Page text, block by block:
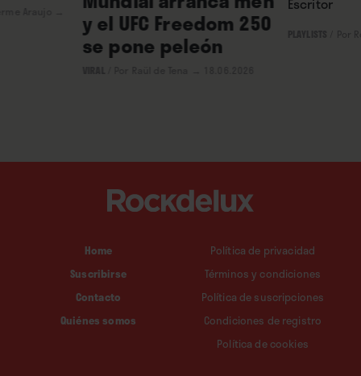
y el UFC Freedom 250
se pone peleón
Home
Suscribirse
Contacto
Quiénes somos
Política de privacidad
Términos y condiciones
Política de suscripciones
Condiciones de registro
Política de cookies